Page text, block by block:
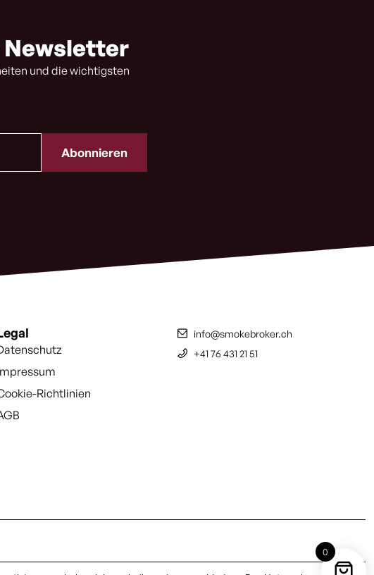
Newsletter
und die wichtigsten
Richtlinien
info@smokebroker.ch
+41 76 431 21 51
0